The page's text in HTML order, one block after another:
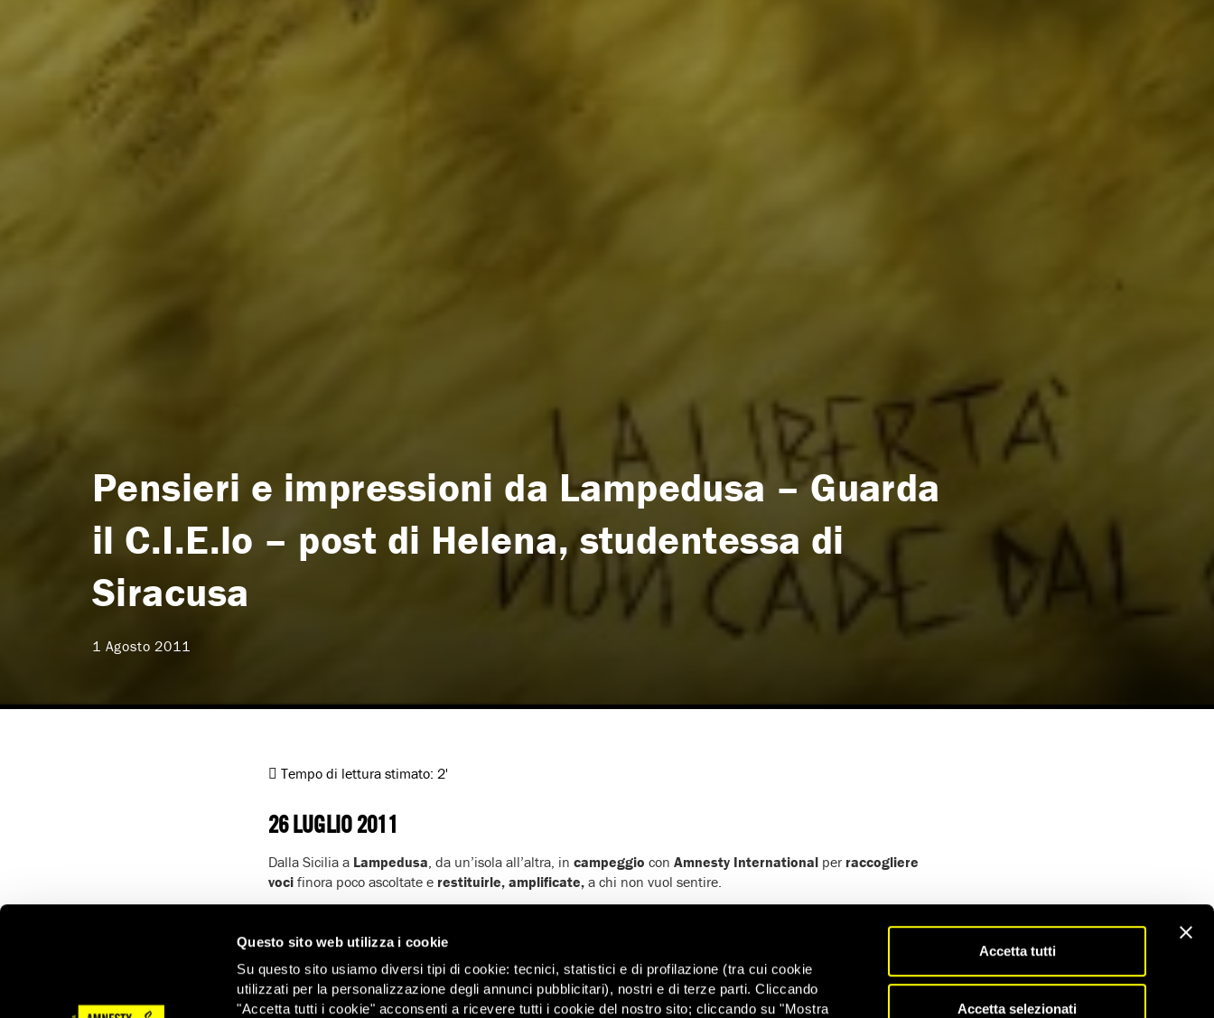
Questo sito web utilizza i cookie
Su questo sito usiamo diversi tipi di cookie: tecnici, statistici e di profilazione (tra cui cookie
utilizzati per la personalizzazione degli annunci pubblicitari), nostri e di terze parti. Cliccando
"Accetta tutti i cookie" acconsenti a ricevere tutti i cookie del nostro sito; cliccando su "Mostra
Accetta tutti
Accetta selezionati
Pensieri e impressioni da Lampedusa – Guarda
il C.I.E.lo – post di Helena, studentessa di
Siracusa
1 Agosto 2011
Tempo di lettura stimato: 2'
26 LUGLIO 2011
Dalla Sicilia a Lampedusa, da un’isola all’altra, in campeggio con Amnesty International per raccogliere
voci finora poco ascoltate e restituirle, amplificate, a chi non vuol sentire.
Con me, altri 40 partecipanti provenienti da tutta Italia. Ho scoperto una Lampedusa migliore, una terra in cui i
Ma ho anche trovato
un’isola nell’isola, lambita non dal mare ma da filo spinato
: è il CPSA (Centro di Primo
Soccorso e Accoglienza) situato nella ex base Loran, nel quale sonotrattenuti 169 minori migranti
. L’accesso
al centro è riservato a pochissime ONG umanitarie.